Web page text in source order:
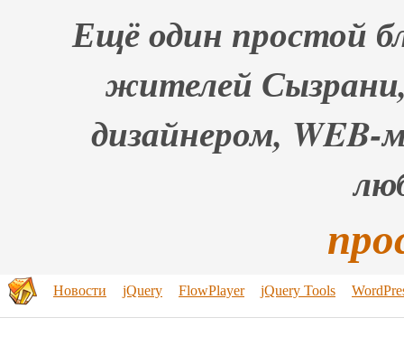
Ещё один простой
жителей
дизайнером,
Новости jQuery FlowPlayer jQuery Tools